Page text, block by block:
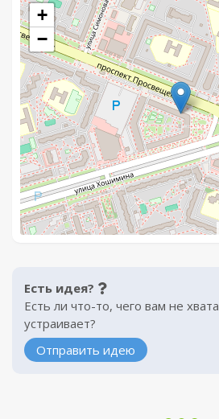
+
−
Есть идея?
Есть ли что-то, чего вам не
устраивает?
Отправить идею